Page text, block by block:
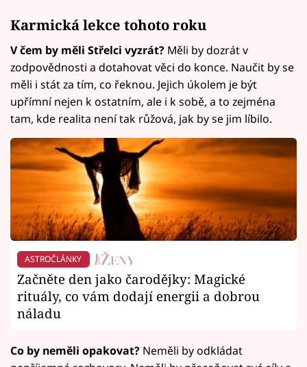
Karmická lekce tohoto roku
V čem by měli Střelci vyzrát? Měli by dozrát v
zodpovědnosti a dotahovat věci do konce. Naučit by se
měli i stát za tím, co řeknou. Jejich úkolem je být
upřímní nejen k ostatním, ale i k sobě, a to zejména
tam, kde realita není tak růžová, jak by se jim líbilo.
ASTROČLÁNKY
Začněte den jako čarodějky: Magické
rituály, co vám dodají energii a dobrou
náladu
Co by neměli opakovat? Neměli by odkládat